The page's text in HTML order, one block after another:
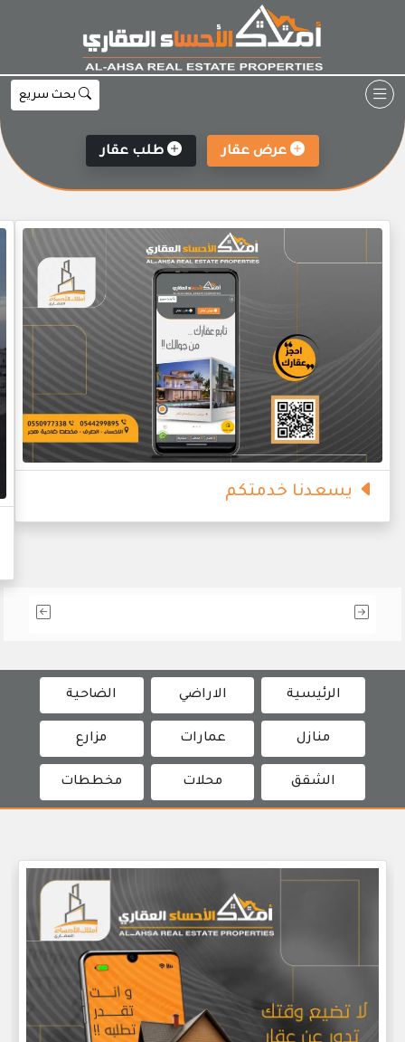
بحث سريع
عرض عقار طلب عقار
يسعدنا خدمتكم
الرئيسية الاراضي الضاحية
منازل عمارات مزارع
الشقق محلات مخططات